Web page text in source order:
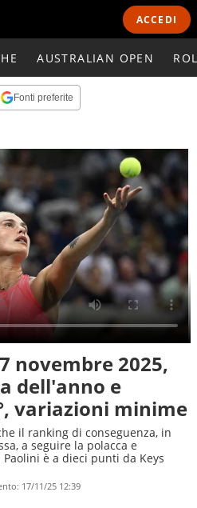
ACCEDI
AUSTRALIAN OPEN
Fonti preferite
novembre 2025,
dell'anno e
variazioni minime
il ranking di conseguenza, in
a seguire la polacca e
è a dieci punti da Keys
17/11/25 12:39